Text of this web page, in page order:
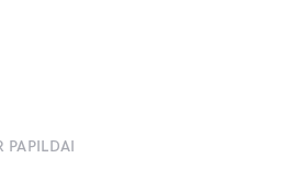
PAPILDAI